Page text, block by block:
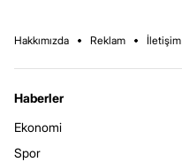
Hakkımızda Reklam İletişim
Haberler
Ekonomi
Spor